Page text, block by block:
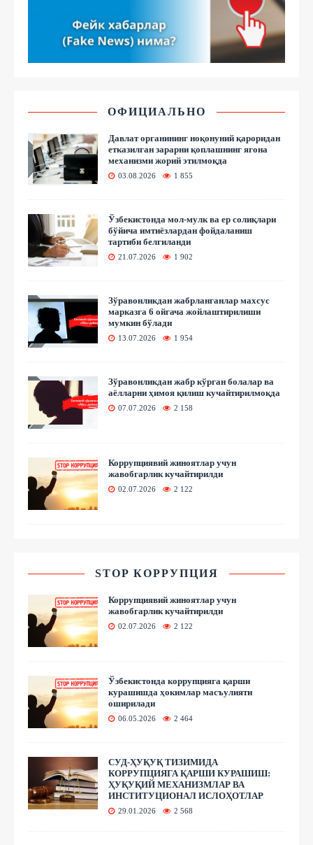
ОФИЦИАЛЬНО
Давлат органининг ноқонуний қароридан
етказилган зарарни қоплашнинг ягона
механизми жорий этилмоқда
03.08.2026 1 855
Ўзбекистонда мол-мулк ва ер солиқлари
бўйича имтиёзлардан фойдаланиш
тартиби белгиланди
21.07.2026 1 902
Зўравонликдан жабрланганлар махсус
марказга 6 ойгача жойлаштирилиши
мумкин бўлади
13.07.2026 1 954
Зўравонликдан жабр кўрган болалар ва
аёлларни ҳимоя қилиш кучайтирилмоқда
07.07.2026 2 158
Коррупциявий жиноятлар учун
жавобгарлик кучайтирилди
02.07.2026 2 122
STOP КОРРУПЦИЯ
Коррупциявий жиноятлар учун
жавобгарлик кучайтирилди
02.07.2026 2 122
Ўзбекистонда коррупцияга қарши
курашишда ҳокимлар масъулияти
оширилади
06.05.2026 2 464
СУД-ҲУҚУҚ ТИЗИМИДА
КОРРУПЦИЯГА ҚАРШИ КУРАШИШ:
ҲУҚУҚИЙ МЕХАНИЗМЛАР ВА
ИНСТИТУЦИОНАЛ ИСЛОҲОТЛАР
29.01.2026 2 568